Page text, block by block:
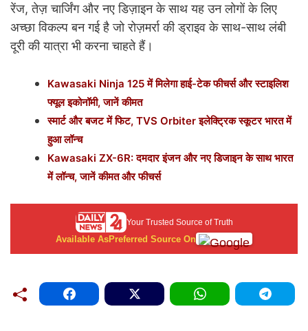
रेंज, तेज़ चार्जिंग और नए डिज़ाइन के साथ यह उन लोगों के लिए
अच्छा विकल्प बन गई है जो रोज़मर्रा की ड्राइव के साथ-साथ लंबी
दूरी की यात्रा भी करना चाहते हैं।
Kawasaki Ninja 125 में मिलेगा हाई-टेक फीचर्स और स्टाइलिश
फ्यूल इकोनॉमी, जानें कीमत
स्मार्ट और बजट में फिट, TVS Orbiter इलेक्ट्रिक स्कूटर भारत में
हुआ लॉन्च
Kawasaki ZX-6R: दमदार इंजन और नए डिजाइन के साथ भारत
में लॉन्च, जानें कीमत और फीचर्स
Your Trusted Source of Truth
Available AsPreferred Source On